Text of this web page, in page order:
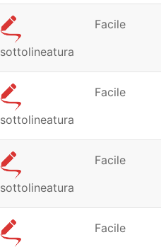
sottolineatura
Facile
sottolineatura
Facile
sottolineatura
Facile
Facile